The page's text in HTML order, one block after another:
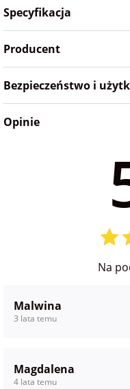
na mikołajki
na prezent
na Dzień Babci i
Dziadka
Specyfikacja
Producent
Bezpieczeństwo i
Opinie
Na
Malwina
3 lata temu
Magdalena
4 lata temu